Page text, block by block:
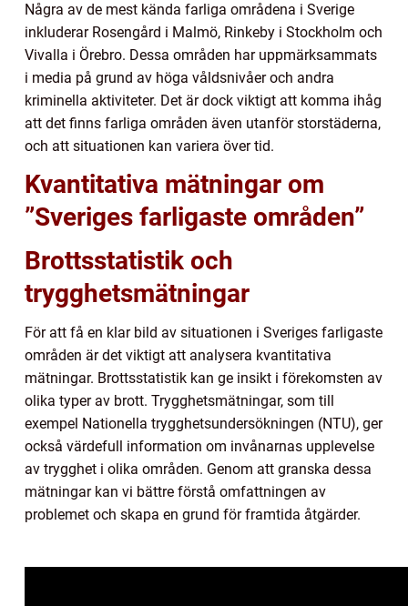
Några av de mest kända farliga områdena i Sverige
inkluderar Rosengård i Malmö, Rinkeby i Stockholm och
Vivalla i Örebro. Dessa områden har uppmärksammats
i media på grund av höga våldsnivåer och andra
kriminella aktiviteter. Det är dock viktigt att komma ihåg
att det finns farliga områden även utanför storstäderna,
och att situationen kan variera över tid.
Kvantitativa mätningar om
”Sveriges farligaste områden”
Brottsstatistik och
trygghetsmätningar
För att få en klar bild av situationen i Sveriges farligaste
områden är det viktigt att analysera kvantitativa
mätningar. Brottsstatistik kan ge insikt i förekomsten av
olika typer av brott. Trygghetsmätningar, som till
exempel Nationella trygghetsundersökningen (NTU), ger
också värdefull information om invånarnas upplevelse
av trygghet i olika områden. Genom att granska dessa
mätningar kan vi bättre förstå omfattningen av
problemet och skapa en grund för framtida åtgärder.